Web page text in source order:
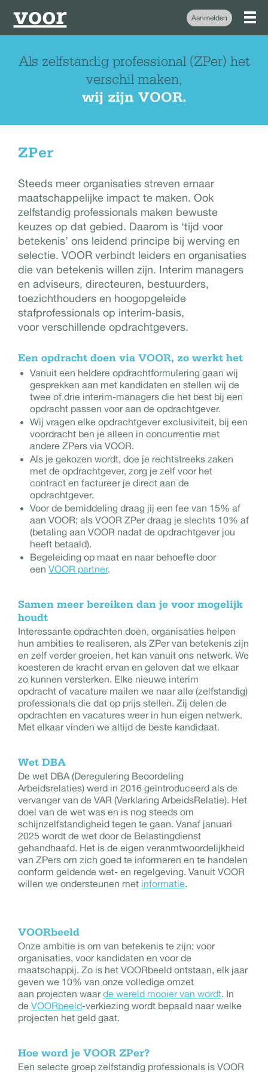
Aanmelden
Als zelfstandig professional (ZPer) het
verschil maken,
wij zijn VOOR.
ZPer
Steeds meer organisaties streven ernaar
maatschappelijke impact te maken. Ook
zelfstandig professionals maken bewuste
keuzes op dat gebied. Daarom is ‘tijd voor
betekenis’ ons leidend principe bij werving en
selectie. VOOR verbindt leiders en organisaties
die van betekenis willen zijn. Interim managers
en adviseurs, directeuren, bestuurders,
toezichthouders en hoogopgeleide
stafprofessionals op interim-basis,
voor verschillende opdrachtgevers.
Een opdracht doen via VOOR, zo werkt het
Vanuit een heldere opdrachtformulering gaan wij
gesprekken aan met kandidaten en stellen wij de
twee of drie interim-managers die het best bij een
opdracht passen voor aan de opdrachtgever.
Wij vragen elke opdrachtgever exclusiviteit, bij een
voordracht ben je alleen in concurrentie met
andere ZPers via VOOR.
Als je gekozen wordt, doe je rechtstreeks zaken
met de opdrachtgever, zorg je zelf voor het
contract en factureer je direct aan de
opdrachtgever.
Voor de bemiddeling draag jij een fee van 15% af
aan VOOR; als VOOR ZPer draag je slechts 10% af
(betaling aan VOOR nadat de opdrachtgever jou
heeft betaald).
Begeleiding op maat en naar behoefte door
een VOOR partner.
Samen meer bereiken dan je voor mogelijk
houdt
Interessante opdrachten doen, organisaties helpen
hun ambities te realiseren, als ZPer van betekenis zijn
en zelf verder groeien, het kan vanuit ons netwerk. We
koesteren de kracht ervan en geloven dat we elkaar
zo kunnen versterken. Elke nieuwe interim
opdracht of vacature mailen we naar alle (zelfstandig)
professionals die dat op prijs stellen. Zij delen de
opdrachten en vacatures weer in hun eigen netwerk.
Met elkaar vinden we altijd de beste kandidaat.
Wet DBA
De wet DBA (Deregulering Beoordeling
Arbeidsrelaties) werd in 2016 geïntroduceerd als de
vervanger van de VAR (Verklaring ArbeidsRelatie). Het
doel van de wet was en is nog steeds om
schijnzelfstandigheid tegen te gaan. Vanaf januari
2025 wordt de wet door de Belastingdienst
gehandhaafd. Het is de eigen veranmtwoordelijkheid
van ZPers om zich goed te informeren en te handelen
conform geldende wet- en regelgeving. Vanuit VOOR
willen we ondersteunen met informatie.
VOORbeeld
Onze ambitie is om van betekenis te zijn; voor
organisaties, voor kandidaten en voor de
maatschappij. Zo is het VOORbeeld ontstaan, elk jaar
geven we 10% van onze volledige omzet
aan projecten waarde wereld mooier van wordt. In
de VOORbeeld-verkiezing wordt bepaald naar welke
projecten het geld gaat.
Hoe word je VOOR ZPer?
Een selecte groep zelfstandig professionals is VOOR